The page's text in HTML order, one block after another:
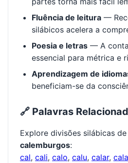
Fluência de leitura —
silábicos acelera a
Poesia e letras — A
essencial para métrica e
Aprendizagem de
beneficiam-se da
🔗 Palavras
Explore divisões silábicas
calemburgos:
cal, cali, calo, calu, calar,